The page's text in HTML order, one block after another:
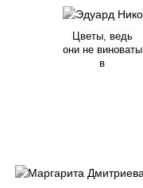
Цветы, ведь
они не виноваты
в